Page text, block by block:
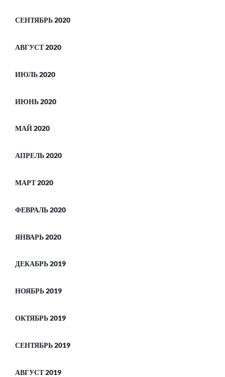
СЕНТЯБРЬ 2020
АВГУСТ 2020
ИЮЛЬ 2020
ИЮНЬ 2020
МАЙ 2020
АПРЕЛЬ 2020
МАРТ 2020
ФЕВРАЛЬ 2020
ЯНВАРЬ 2020
ДЕКАБРЬ 2019
НОЯБРЬ 2019
ОКТЯБРЬ 2019
СЕНТЯБРЬ 2019
АВГУСТ 2019